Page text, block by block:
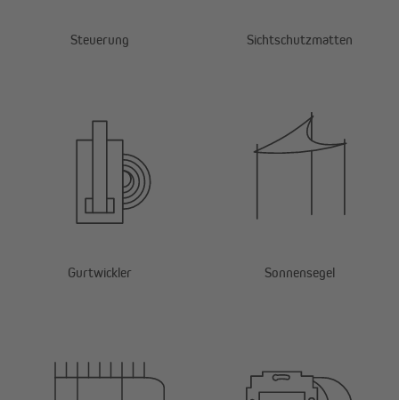
Steuerung Sichtschutzmatten
Gurtwickler Sonnensegel